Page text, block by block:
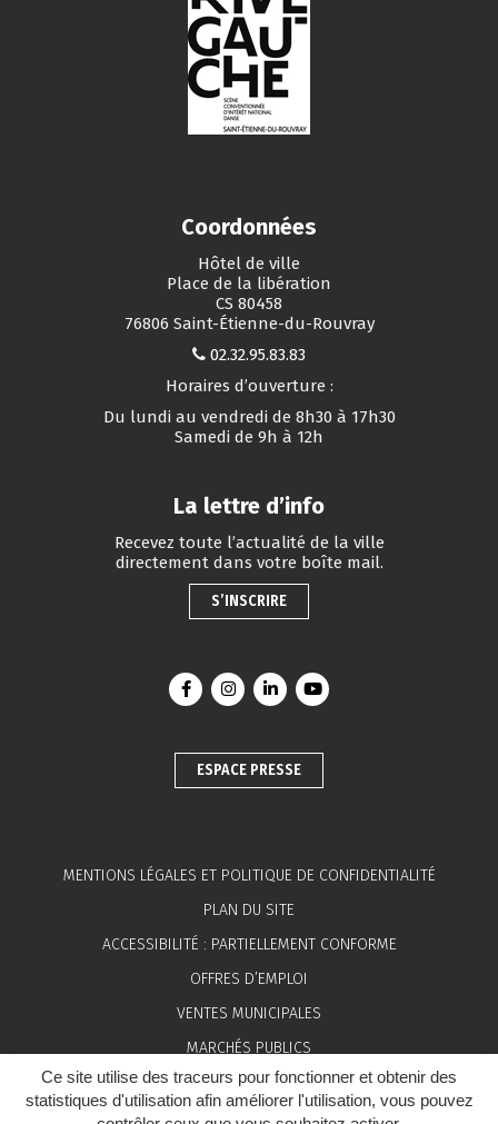
Ce site utilise des traceurs pour fonctionner et obtenir des
statistiques d'utilisation afin améliorer l'utilisation, vous pouvez
Coordonnées
Hôtel de ville
Place de la libération
CS 80458
76806 Saint-Étienne-du-Rouvray
02.32.95.83.83
Horaires d’ouverture :
Du lundi au vendredi de 8h30 à 17h30
Samedi de 9h à 12h
La lettre d’info
Recevez toute l’actualité de la ville
directement dans votre boîte mail.
S’INSCRIRE
Lien vers le compte Facebook
Lien vers le compte Instagram
Lien vers le compte Linkedin
Lien vers la chaîne
ESPACE PRESSE
MENTIONS LÉGALES ET POLITIQUE DE CONFIDENTIALITÉ
PLAN DU SITE
ACCESSIBILITÉ : PARTIELLEMENT CONFORME
OFFRES D’EMPLOI
VENTES MUNICIPALES
MARCHÉS PUBLICS
ESPACE PRESSE